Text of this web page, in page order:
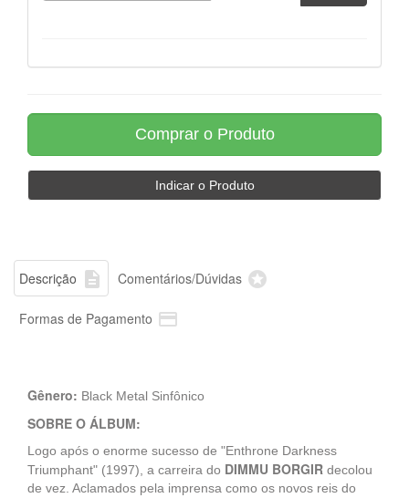
Descrição  Comentários/Dúvidas 
Formas de Pagamento 
Gênero: Black Metal Sinfônico
SOBRE O ÁLBUM:
Logo após o enorme sucesso de "Enthrone Darkness
Triumphant" (1997), a carreira do DIMMU BORGIR decolou
de vez. Aclamados pela imprensa como os novos reis do